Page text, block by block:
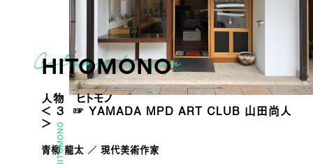
HITOMONO
人物 ヒトモノ
＜ 3 ☞ YAMADA MPD ART CLUB 山田尚人
＞
青柳 龍太 ／ 現代美術作家
HITOMONO